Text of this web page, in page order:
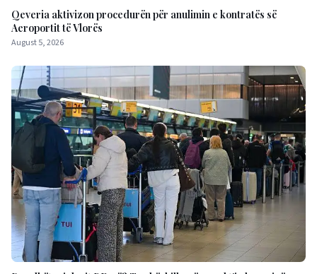
Qeveria aktivizon procedurën për anulimin e kontratës së
Aeroportit të Vlorës
August 5, 2026